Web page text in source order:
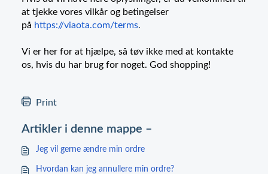
at tjekke vores vilkår og betingelser
på https://viaota.com/terms.
Vi er her for at hjælpe, så tøv ikke med at kontakte
os, hvis du har brug for noget. God shopping!
Print
Artikler i denne mappe –
Jeg vil gerne ændre min ordre
Hvordan kan jeg annullere min ordre?